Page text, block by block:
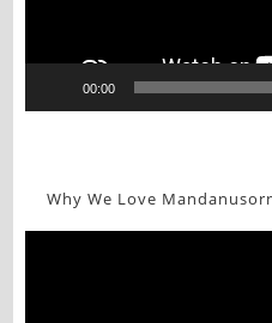
00:00
Why We Love